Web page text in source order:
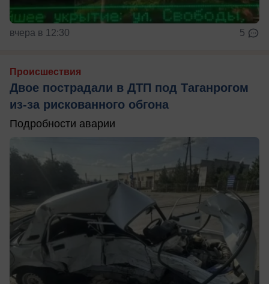
вчера в 12:30 5
Происшествия
Двое пострадали в ДТП под Таганрогом
из-за рискованного обгона
Подробности аварии